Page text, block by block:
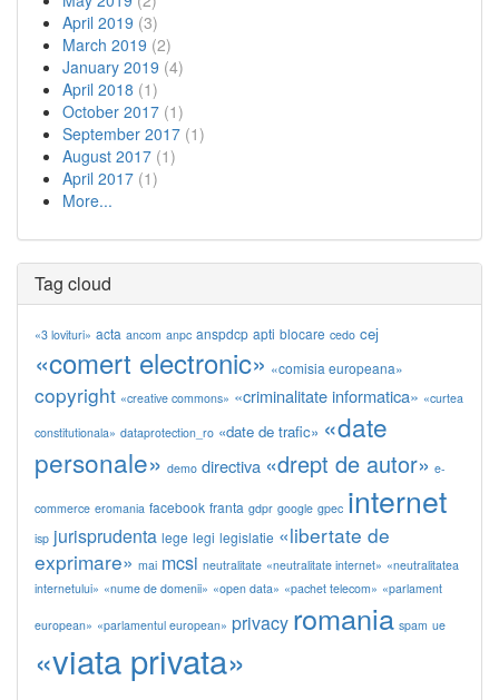
April 2019 (3)
March 2019 (2)
January 2019 (4)
April 2018 (1)
October 2017 (1)
September 2017 (1)
August 2017 (1)
April 2017 (1)
More...
Tag cloud
«3 lovituri» acta ancom anpc anspdcp apti blocare cedo cej
«comert electronic» «comisia europeana»
copyright «creative commons» «criminalitate informatica» «curtea
constitutionala» dataprotection_ro «date de trafic» «date
personale» demo directiva «drept de autor» e-
commerce eromania facebook franta gdpr google gpec internet
isp jurisprudenta lege legi legislatie «libertate de
exprimare» mai mcsi neutralitate «neutralitate internet» «neutralitatea
internetului» «nume de domenii» «open data» «pachet telecom» «parlament
european» «parlamentul european» privacy romania spam ue
«viata privata»